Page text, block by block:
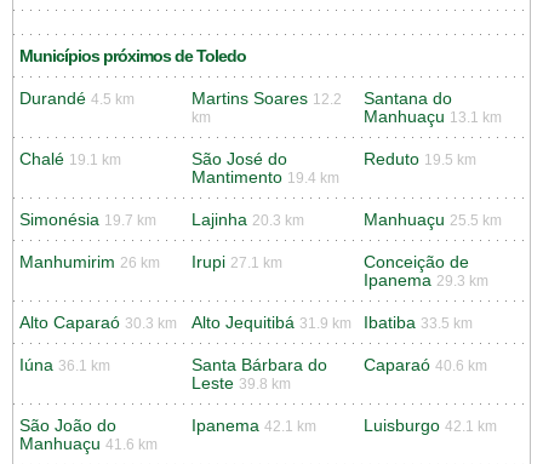
Municípios próximos de Toledo
Durandé 4.5 km Martins Soares 12.2
km
Santana do
Manhuaçu 13.1 km
Chalé 19.1 km
São José do
Mantimento 19.4 km
Reduto 19.5 km
Simonésia 19.7 km Lajinha 20.3 km Manhuaçu 25.5 km
Manhumirim 26 km Irupi 27.1 km
Conceição de
Ipanema 29.3 km
Alto Caparaó 30.3 km Alto Jequitibá 31.9 km Ibatiba 33.5 km
Iúna 36.1 km
Santa Bárbara do
Leste 39.8 km
Caparaó 40.6 km
São João do
Manhuaçu 41.6 km
Ipanema 42.1 km Luisburgo 42.1 km